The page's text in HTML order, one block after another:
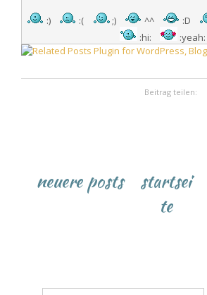
:) :( ;) ^^ :D
:hi:
:yeah:
Beitrag teilen:
neuere posts
startsei
te